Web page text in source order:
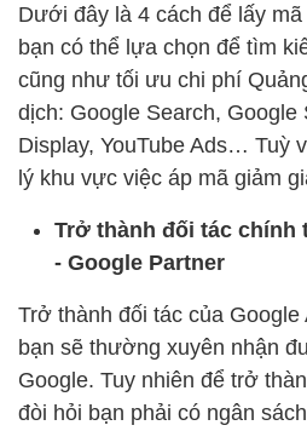
Dưới đây là 4 cách để lấy
bạn có thể lựa chọn để tìm
cũng như tối ưu chi phí
dịch: Google Search, Google
Display, YouTube Ads… Tuỳ
lý khu vực việc áp mã giảm
Trở thành đối tác chính
- Google Partner
Trở thành đối tác của Google
bạn sẽ thường xuyên nhận
Google. Tuy nhiên để trở
đòi hỏi bạn phải có ngân